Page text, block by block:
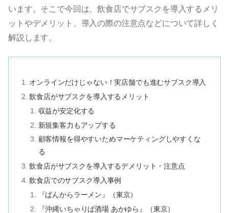
います。そこで今回は、飲食店でサブスクを導入するメリ
ットやデメリット、導入の際の注意点などについて詳しく
解説します。
オンラインだけじゃない！実店舗でも進むサブスク導入
飲食店がサブスクを導入するメリット
収益が安定化する
新規集客力もアップする
顧客情報を得やすいためマーケティングしやすくな
る
飲食店がサブスクを導入するデメリット・注意点
飲食店でのサブスク導入事例
『ばんからラーメン』（東京）
『沖縄いちゃりば酒場 あかゆら』（東京）